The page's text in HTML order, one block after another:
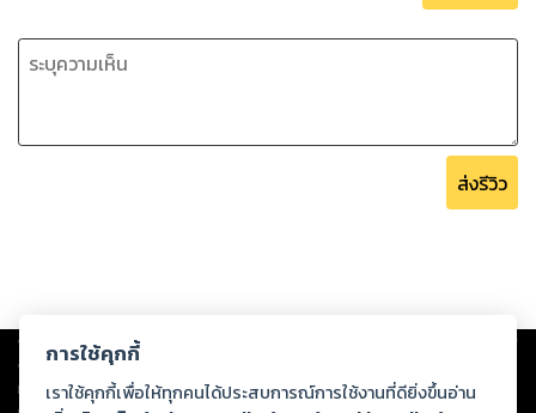
ส่งรีวิว
Copyright © 2026
ต่อผลงานหรือเนื้อหาใดที่อัปโหลดผ่านเว็บไซต์และปรากฏว่าละเมิดสิทธิใน
ทรัพย์สินทางปัญญาของบุคคลอื่นหรือขัดต่อกฎหมายและศีลธรรม ดังนั้น ผู้อ่าน
การใช้คุกกี้
เราใช้คุกกี้เพื่อให้ทุกคนได้ประสบการณ์การใช้งานที่ดียิ่งขึ้นอ่าน